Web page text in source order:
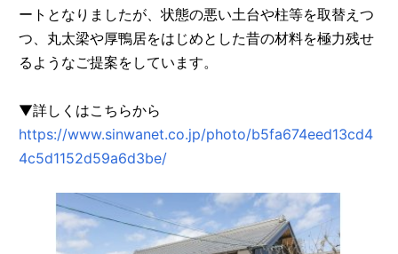
ートとなりましたが、状態の悪い土台や柱等を取替えつ
つ、丸太梁や厚鴨居をはじめとした昔の材料を極力残せ
るようなご提案をしています。
▼詳しくはこちらから
https://www.sinwanet.co.jp/photo/b5fa674eed13cd4
4c5d1152d59a6d3be/